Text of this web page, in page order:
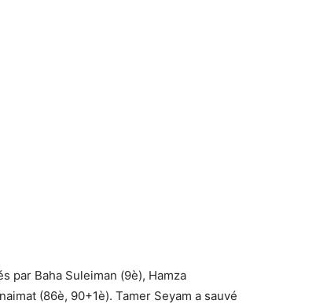
par Baha Suleiman (9è), Hamza
(86è, 90+1è). Tamer Seyam a sauvé